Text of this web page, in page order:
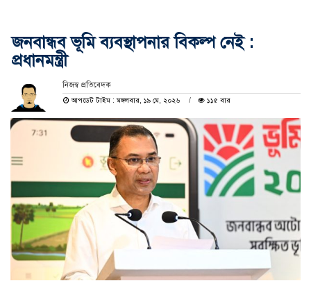
জনবান্ধব ভূমি ব্যবস্থাপনার বিকল্প নেই :
প্রধানমন্ত্রী
নিজস্ব প্রতিবেদক
আপডেট টাইম : মঙ্গলবার, ১৯ মে, ২০২৬
১১৫ বার